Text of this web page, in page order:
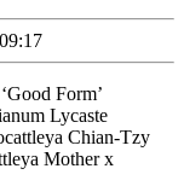
09:17
Lycaste
Chian-Tzy
Mother x